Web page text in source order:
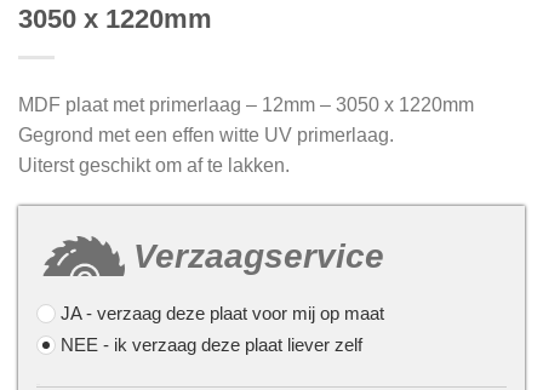
3050 x 1220mm
MDF plaat met primerlaag – 12mm – 3050 x 1220mm
Gegrond met een effen witte UV primerlaag.
Uiterst geschikt om af te lakken.
Verzaagservice
JA- verzaag deze plaat voor mij op maat
NEE - ik verzaag deze plaat liever zelf